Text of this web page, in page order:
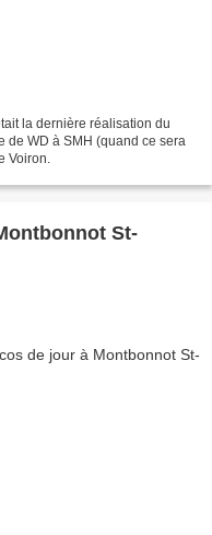
la dernière réalisation du
de WD à SMH (quand ce sera
Voiron.
St-